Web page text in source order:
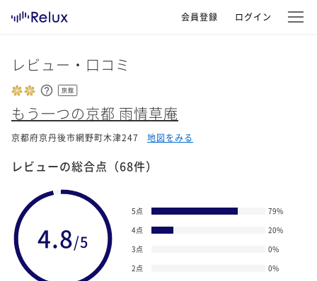
会員登録 ログイン
レビュー・口コミ
旅館
もう一つの京都 雨情草庵
京都府京丹後市網野町木津247 地図をみる
レビューの総合点 （68件）
4.8/5
5点 79%
4点
20%
3点
0%
2点
0%